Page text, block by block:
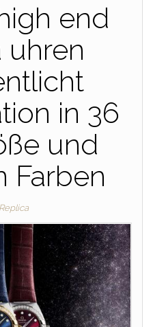
end
uhren
in 36
und
Farben